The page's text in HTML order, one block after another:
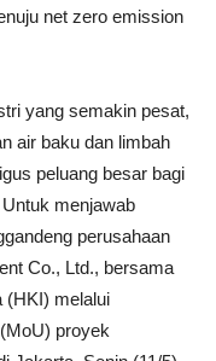
net zero emission
yang semakin pesat,
air baku dan limbah
peluang besar bagi
menjawab
perusahaan
Co., Ltd., bersama
(HKI) melalui
proyek